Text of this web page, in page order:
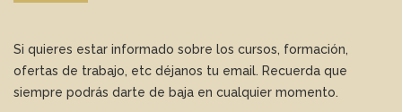
Si quieres estar informado sobre los cursos, formación,
ofertas de trabajo, etc déjanos tu email. Recuerda que
siempre podrás darte de baja en cualquier momento.